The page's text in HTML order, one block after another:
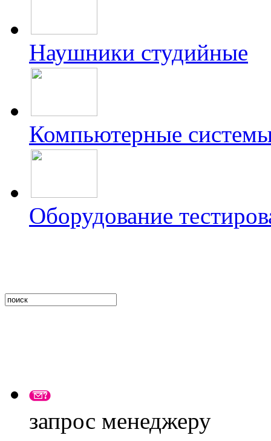
Наушники студийные
Компьютерные
Оборудование
запрос менеджеру